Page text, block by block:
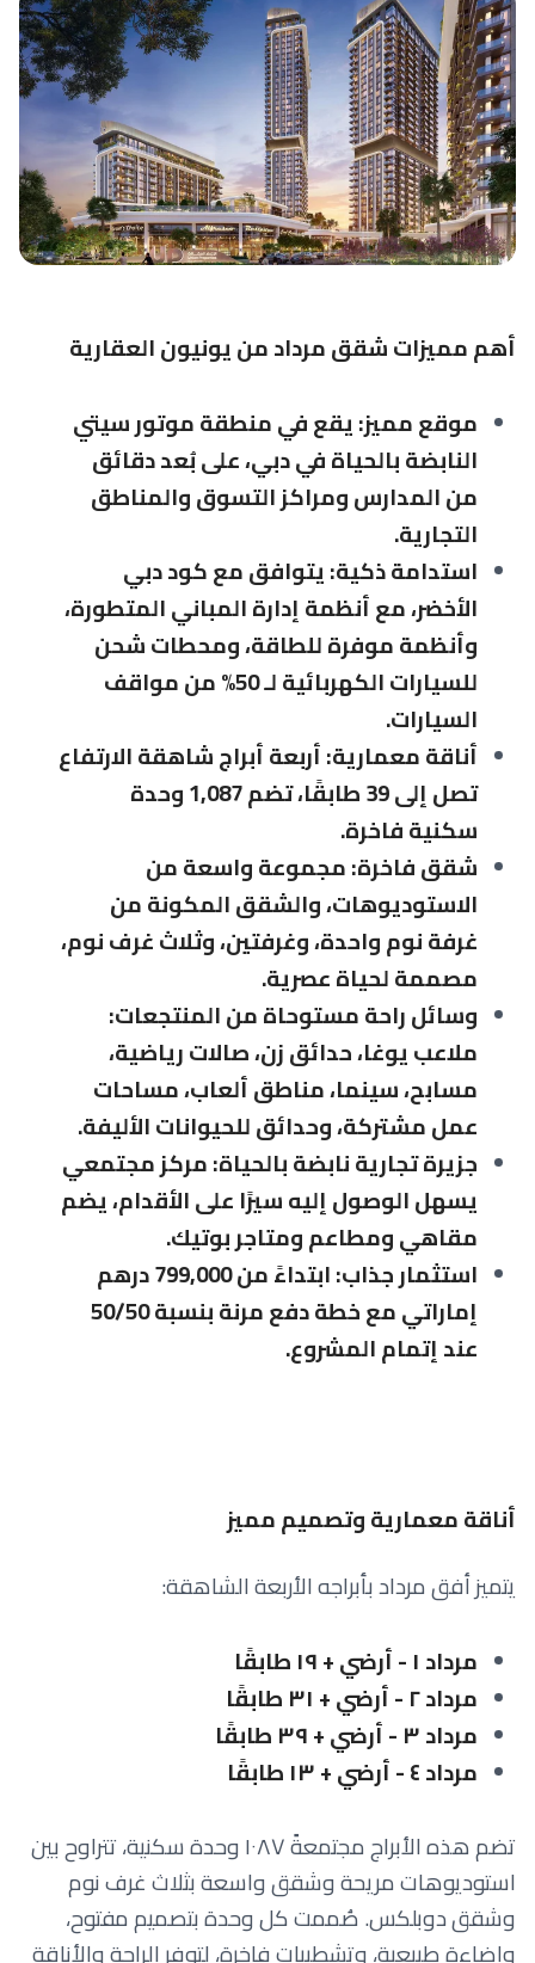
أهم مميزات شقق مرداد من يونيون العقارية
موقع مميز: يقع في منطقة موتور سيتي
النابضة بالحياة في دبي، على بُعد دقائق
من المدارس ومراكز التسوق والمناطق
التجارية.
استدامة ذكية: يتوافق مع كود دبي
الأخضر، مع أنظمة إدارة المباني المتطورة،
وأنظمة موفرة للطاقة، ومحطات شحن
للسيارات الكهربائية لـ 50% من مواقف
السيارات.
أناقة معمارية: أربعة أبراج شاهقة الارتفاع
تصل إلى 39 طابقًا، تضم 1,087 وحدة
سكنية فاخرة.
شقق فاخرة: مجموعة واسعة من
الاستوديوهات، والشقق المكونة من
غرفة نوم واحدة، وغرفتين، وثلاث غرف نوم،
مصممة لحياة عصرية.
وسائل راحة مستوحاة من المنتجعات:
ملاعب يوغا، حدائق زن، صالات رياضية،
مسابح، سينما، مناطق ألعاب، مساحات
عمل مشتركة، وحدائق للحيوانات الأليفة.
جزيرة تجارية نابضة بالحياة: مركز مجتمعي
يسهل الوصول إليه سيرًا على الأقدام، يضم
مقاهي ومطاعم ومتاجر بوتيك.
استثمار جذاب: ابتداءً من 799,000 درهم
إماراتي مع خطة دفع مرنة بنسبة 50/50
عند إتمام المشروع.
أناقة معمارية وتصميم مميز
يتميز أفق مرداد بأبراجه الأربعة الشاهقة:
مرداد ١ - أرضي + ١٩ طابقًا
مرداد ٢ - أرضي + ٣١ طابقًا
مرداد ٣ - أرضي + ٣٩ طابقًا
مرداد ٤ - أرضي + ١٣ طابقًا
تضم هذه الأبراج مجتمعةً ١٠٨٧ وحدة سكنية، تتراوح بين
استوديوهات مريحة وشقق واسعة بثلاث غرف نوم
وشقق دوبلكس. صُممت كل وحدة بتصميم مفتوح،
وإضاءة طبيعية، وتشطيبات فاخرة، لتوفر الراحة والأناقة